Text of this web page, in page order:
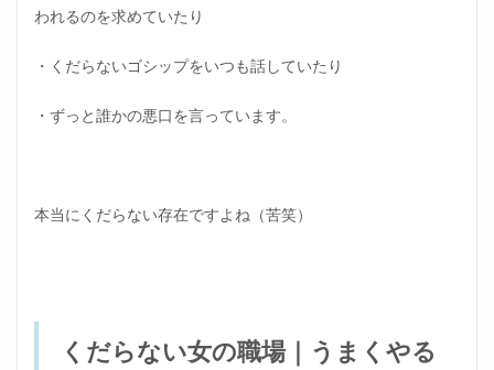
われるのを求めていたり
・くだらないゴシップをいつも話していたり
・ずっと誰かの悪口を言っています。
本当にくだらない存在ですよね（苦笑）
くだらない女の職場｜うまくやる